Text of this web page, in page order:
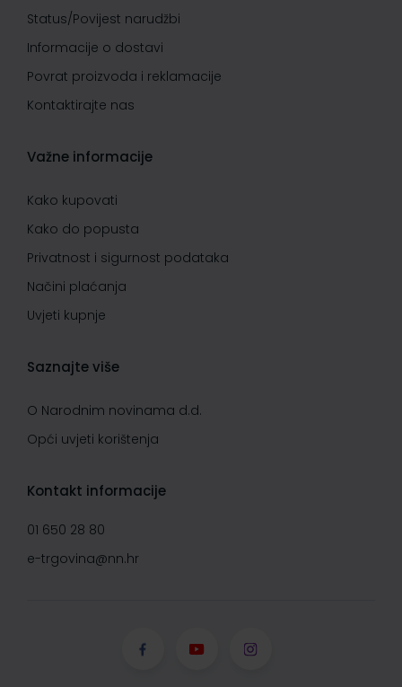
Status/Povijest narudžbi
Informacije o dostavi
Povrat proizvoda i reklamacije
Kontaktirajte nas
Važne informacije
Kako kupovati
Kako do popusta
Privatnost i sigurnost podataka
Načini plaćanja
Uvjeti kupnje
Saznajte više
O Narodnim novinama d.d.
Opći uvjeti korištenja
Kontakt informacije
01 650 28 80
e-trgovina@nn.hr